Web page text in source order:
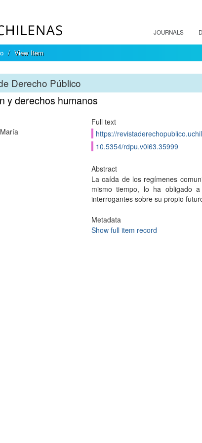
JOURNALS
View Item
Derecho Público
y derechos humanos
Full text
https://
10.5354/rdpu.v0i63.35999
Abstract
La caída de los regímenes
mismo tiempo, lo ha obligado
interrogantes sobre su propio
Metadata
Show full item record